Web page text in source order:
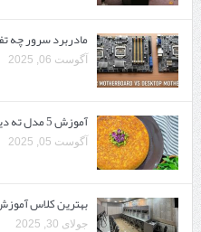
مادربرد سرور چه
آگوست 06, 2025
آموزش 5 مدل ته دیگ با آرد
آگوست 05, 2025
بهترین کلاس
جولای 30, 2025